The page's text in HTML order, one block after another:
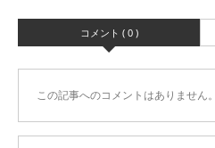
コメント ( 0 )
この記事へのコメントはありません。